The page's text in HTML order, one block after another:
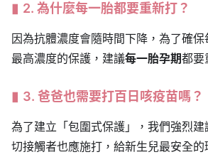
2. 為什麼每一胎都要重新打？
因為抗體濃度會隨時間下降，為了確
最高濃度的保護，建議每一胎孕期都要
3. 爸爸也需要打百日咳疫苗嗎？
為了建立「包圍式保護」，我們強烈
切接觸者也應施打，給新生兒最安全的